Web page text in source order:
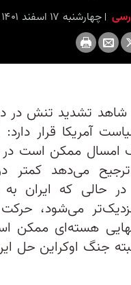
چهارشنبه ۱۷ اسفند ۱۴۰۱ برابر با ۸ مارس ۲۰۲۳ ۱۲:۴۵
سال ۲۰۲۲ شاهد تشدید تنش
آمریکا قرار
امسال ممکن است
می‌دهد کمتر
در حالی که ایران
می‌شود،
نهایی هسته‌ای ممکن
جنگ اوکراین حل